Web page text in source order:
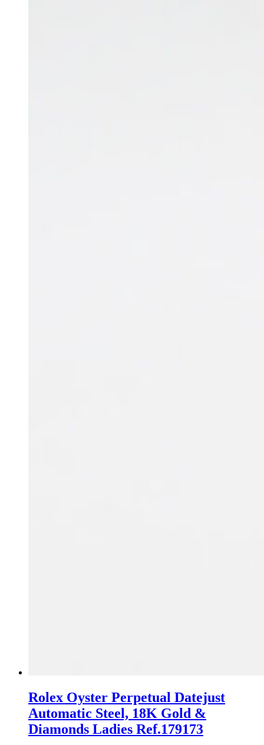
Rolex Oyster Perpetual Datejust
Automatic Steel, 18K Gold &
Diamonds Ladies Ref.179173